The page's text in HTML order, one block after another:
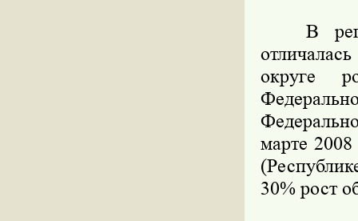
В
округе
марте 2008
30% рост